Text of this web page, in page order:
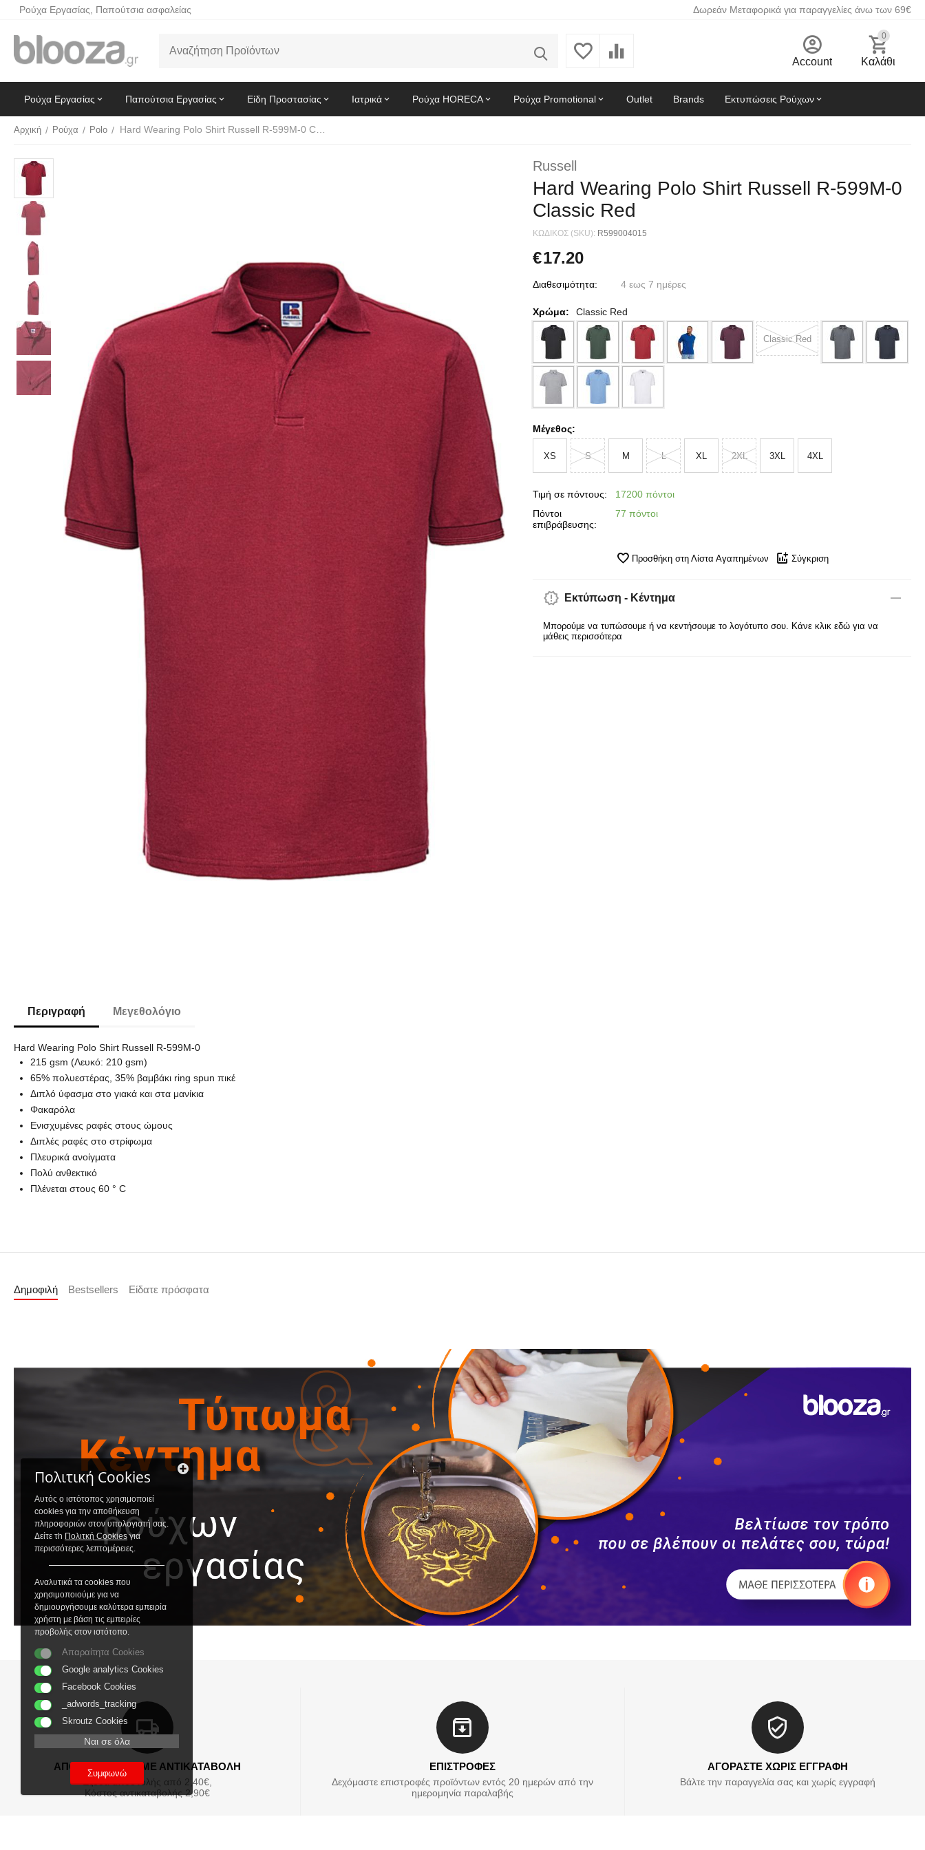
Ρούχα Εργασίας, Παπούτσια ασφαλείας Δωρεάν Μεταφορικά για παραγγελίες άνω των 69€
Account
0
Καλάθι
Ρούχα Εργασίας Παπούτσια Εργασίας Είδη Προστασίας Ιατρικά Ρούχα HORECA Ρούχα Promotional Outlet Brands Εκτυπώσεις Ρούχων
Αρχική / Ρούχα / Polo /
Russell
Hard Wearing Polo Shirt Russell R-599M-0
Classic Red
ΚΩΔΙΚΟΣ (SKU): R599004015
€17.20
Διαθεσιμότητα: 4 εως 7 ημέρες
Χρώμα: Classic Red
Classic Red
Μέγεθος:
XS S M L XL 2XL 3XL 4XL
Τιμή σε πόντους:
17200 πόντοι
Πόντοι
επιβράβευσης:
77 πόντοι
Προσθήκη στη Λίστα Αγαπημένων Σύγκριση
Εκτύπωση - Κέντημα
Μπορούμε να τυπώσουμε ή να κεντήσουμε το λογότυπο σου. Κάνε κλικ εδώ για να
μάθεις περισσότερα
Περιγραφή Μεγεθολόγιο
Hard Wearing Polo Shirt Russell R-599M-0
215 gsm (Λευκό: 210 gsm)
65% πολυεστέρας, 35% βαμβάκι ring spun πικέ
Διπλό ύφασμα στο γιακά και στα μανίκια
Φακαρόλα
Ενισχυμένες ραφές στους ώμους
Διπλές ραφές στο στρίφωμα
Πλευρικά ανοίγματα
Πολύ ανθεκτικό
Πλένεται στους 60 ° C
Δημοφιλή Bestsellers Είδατε πρόσφατα
ΑΠΟΣΤΟΛΕΣ ΚΑΙ ΜΕ ΑΝΤΙΚΑΤΑΒΟΛΗ
Εξοδα αποστολής από 2,40€,
Κόστος αντικαταβολής 2,90€
ΕΠΙΣΤΡΟΦΕΣ
Δεχόμαστε επιστροφές προϊόντων εντός 20 ημερών από την
ημερομηνία παραλαβής
ΑΓΟΡΑΣΤΕ ΧΩΡΙΣ ΕΓΓΡΑΦΗ
Βάλτε την παραγγελία σας και χωρίς εγγραφή
Πολιτική Cookies
Αυτός ο ιστότοπος χρησιμοποιεί
cookies για την αποθήκευση
πληροφοριών στον υπολογιστή σας.
Δείτε τh Πολιτκή Cookiesγια
περισσότερες λεπτομέρειες.
Αναλυτικά τα cookies που
χρησιμοποιούμε για να
δημιουργήσουμε καλύτερα εμπειρία
χρήστη με βάση τις εμπειρίες
προβολής στον ιστότοπο.
Απαραίτητα Cookies
Google analytics Cookies
Facebook Cookies
_adwords_tracking
Skroutz Cookies
Ναι σε όλα
Συμφωνώ